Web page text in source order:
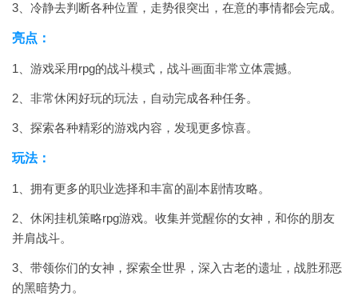
3、冷静去判断各种位置，走势很突出，在意的事情都会完成。
亮点：
1、游戏采用rpg的战斗模式，战斗画面非常立体震撼。
2、非常休闲好玩的玩法，自动完成各种任务。
3、探索各种精彩的游戏内容，发现更多惊喜。
玩法：
1、拥有更多的职业选择和丰富的副本剧情攻略。
2、休闲挂机策略rpg游戏。收集并觉醒你的女神，和你的朋友
并肩战斗。
3、带领你们的女神，探索全世界，深入古老的遗址，战胜邪恶
的黑暗势力。